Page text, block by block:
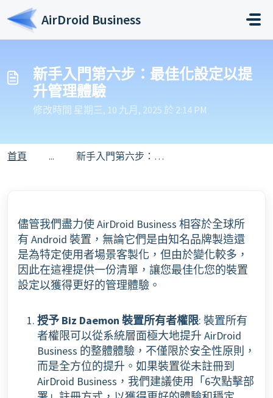
略過至主要內容
AirDroid Business
新手入門第六步：最佳化設定以提
升管理體驗
修改時間 星期三, 10 九月, 2025 於 2:14 PM
首頁 ... 新手入門第六步：最佳化設定以提升管理體驗
儘管我們盡力使 AirDroid Business 相容於全球所
有 Android 裝置，無論它們是由知名品牌製造還
是為特定使用者場景客製化，但由於變化較多，
因此在這裡提供一份清單，讓您最佳化您的裝置
設定以獲得更好的管理體驗。
授予 Biz Daemon 裝置所有者權限: 裝置所有
者權限可以從系統層面極大地提升 AirDroid
Business 的整體體驗，不僅限於安全性原則，
而是全方位的提升。如果裝置從未註冊到
AirDroid Business，我們建議使用「6次點擊部